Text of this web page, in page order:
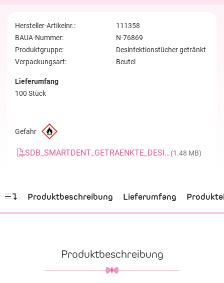
Hersteller-Artikelnr.:
111358
BAUA-Nummer:
N-76869
Produktgruppe:
Desinfektionstücher getränkt
Verpackungsart:
Beutel
Lieferumfang
100 Stück
Gefahr
SDB_SMARTDENT_GETRAENKTE_DESINFEKTIONSTUECHER_20190820_DE(1.48 MB)
Produktbeschreibung Lieferumfang
Produktbeschreibung